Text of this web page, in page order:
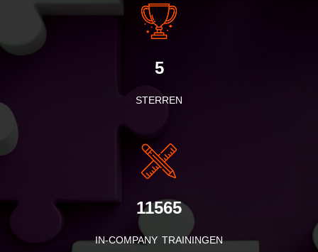
5
STERREN
11565
IN-COMPANY TRAININGEN